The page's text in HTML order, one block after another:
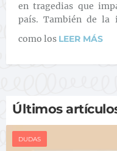
en tragedias que
país. También de la
como los LEER MÁS
Últimos
DUDAS